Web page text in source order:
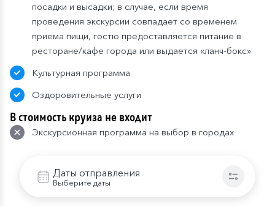
Даты отправления
Выберите даты
посадки и высадки; в случае, если время
проведения экскурсии совпадает со временем
приема пищи, гостю предоставляется питание в
ресторане/кафе города или выдается «ланч-бокс»
Культурная программа
Оздоровительные услуги
В стоимость круиза не входит
Экскурсионная программа на выбор в городах
Проезд до места посадки на теплоход и от места
высадки